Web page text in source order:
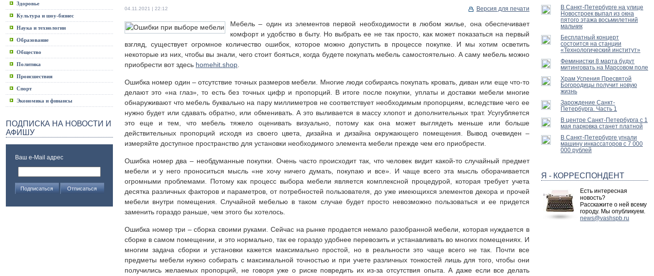
Здоровье
Культура и шоу-бизнес
Наука и технологии
Образование
Общество
Политика
Происшествия
Спорт
Экономика и финансы
ПОДПИСКА НА НОВОСТИ И
АФИШУ
Ваш e-Mail адрес
04.11.2021 | 22:12 Версия для печати
Мебель – один из элементов первой необходимости в любом жилье, она обеспечивает
комфорт и удобство в быту. Но выбрать ее не так просто, как может показаться на первый
взгляд, существует огромное количество ошибок, которое можно допустить в процессе покупке. И мы хотим осветить
некоторые из них, чтобы вы знали, чего стоит бояться, когда будете покупать мебель самостоятельно. А саму мебель можно
приобрести вот здесь homehit.shop
Ошибка номер один – отсутствие точных размеров мебели. Многие люди собираясь покупать кровать, диван или еще что-то
делают это «на глаз», то есть без точных цифр и пропорций. В итоге после покупки, уплаты и доставки мебели многие
обнаруживают что мебель буквально на пару миллиметров не соответствует необходимым пропорциям, вследствие чего ее
нужно будет или сдавать обратно, или обменивать. А это выливается в массу хлопот и дополнительных трат. Усугубляется
это еще и тем, что мебель тяжело оценивать визуально, потому как она может выглядеть меньше или больше
действительных пропорций исходя из своего цвета, дизайна и дизайна окружающего помещения. Вывод очевиден –
измеряйте доступное пространство для установки необходимого элемента мебели прежде чем его приобрести.
Ошибка номер два – необдуманные покупки. Очень часто происходит так, что человек видит какой-то случайный предмет
мебели и у него проноситься мысль «не хочу ничего думать, покупаю и все». И чаще всего эта мысль оборачивается
огромными проблемами. Потому как процесс выбора мебели является комплексной процедурой, которая требует учета
десятка различных факторов и параметров, от потребностей пользователя, до уже имеющихся элементов декора и прочей
мебели внутри помещения. Случайной мебелью в таком случае будет просто невозможно пользоваться и ее придется
заменить гораздо раньше, чем этого бы хотелось.
Ошибка номер три – сборка своими руками. Сейчас на рынке продается немало разобранной мебели, которая нуждается в
сборке в самом помещении, и это нормально, так ее гораздо удобнее перевозить и устанавливать во многих помещениях. И
многим задача сборки и установки кажется максимально простой, но в реальности это чаще всего не так. Почти все
предметы мебели нужно собирать с максимальной точностью и при учете различных тонкостей лишь для того, чтобы они
получились желаемых пропорций, не говоря уже о риске повредить их из-за отсутствия опыта. А даже если все делать
В Санкт-Петербурге на улице
Новостроек выпал из окна
пятого этажа восьмилетний
мальчик
Бесплатный концерт
состоится на станции
«Технологический институт»
Феминистки 8 марта будут
митинговать на Марсовом поле
Храм Успения Пресвятой
Богородицы получит новую
жизнь
Зарождение Санкт-
Петербурга. Часть 1
В центре Санкт-Петербурга с 1
мая парковка станет платной
В Санкт-Петербурге угнали
машину инкассаторов с 7 000
000 рублей
Я - КОРРЕСПОНДЕНТ
Есть интересная
новость?
Расскажите о ней всему
городу. Мы опубликуем.
news@vashspb.ru